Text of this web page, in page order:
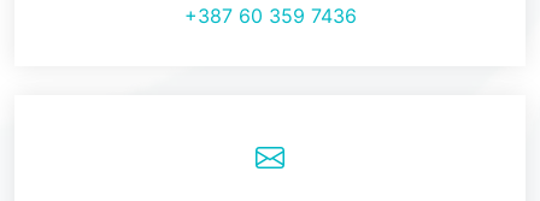
+387 60 359 7436